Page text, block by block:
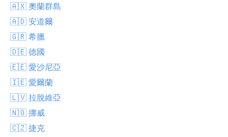
🇦🇽 奧蘭群島
🇦🇩 安道爾
🇬🇷 希臘
🇩🇪 德國
🇪🇪 愛沙尼亞
🇮🇪 愛爾蘭
🇱🇻 拉脫維亞
🇳🇴 挪威
🇨🇿 捷克